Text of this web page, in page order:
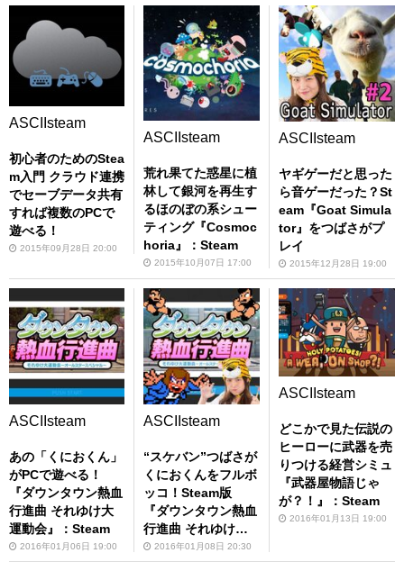
ASCIIsteam
初心者のためのStea
m入門 クラウド連携
でセーブデータ共有
すれば複数のPCで
遊べる！
2015年09月28日 20:00
ASCIIsteam
荒れ果てた惑星に植
林して銀河を再生す
るほのぼの系シュー
ティング『Cosmoc
horia』：Steam
2015年10月07日 17:00
ASCIIsteam
ヤギゲーだと思った
ら音ゲーだった？St
eam『Goat Simula
tor』をつばさがプ
レイ
2015年12月28日 19:00
ASCIIsteam
あの「くにおくん」
がPCで遊べる！
『ダウンタウン熱血
行進曲 それゆけ大
運動会』：Steam
2016年01月06日 19:00
ASCIIsteam
“スケバン”つばさが
くにおくんをフルボ
ッコ！Steam版
『ダウンタウン熱血
行進曲 それゆけ大
運動会』を実況プレ
2016年01月08日 20:30
ASCIIsteam
どこかで見た伝説の
ヒーローに武器を売
りつける経営シミュ
『武器屋物語じゃ
が？！』：Steam
2016年01月13日 19:00